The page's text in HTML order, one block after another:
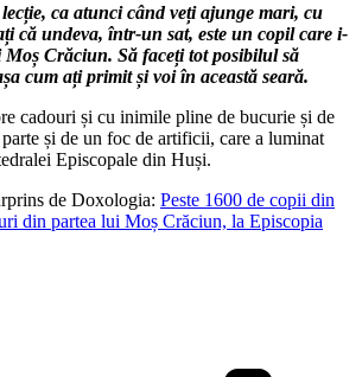
ca atunci când veți ajunge mari, cu
că undeva, într-un sat, este un copil care i-
Moș Crăciun. Să faceți tot posibilul să
cum ați primit și voi în această seară.
cadouri și cu inimile pline de bucurie și de
și de un foc de artificii, care a luminat
Episcopale din Huși.
de Doxologia: Peste 1600 de copii din
din partea lui Moș Crăciun, la Episcopia